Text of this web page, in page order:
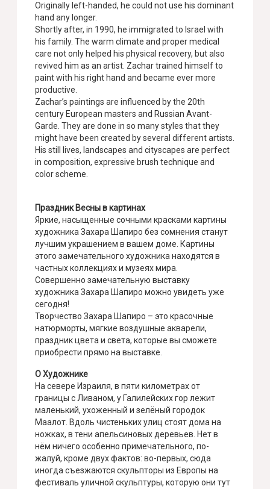
Originally left-handed, he could not use his dominant
hand any longer.
Shortly after, in 1990, he immigrated to Israel with
his family. The warm climate and proper medical
care not only helped his physical recovery, but also
revived him as an artist. Zachar trained himself to
paint with his right hand and became ever more
productive.
Zachar’s paintings are influenced by the 20th
century European masters and Russian Avant-
Garde. They are done in so many styles that they
might have been created by several different artists.
His still lives, landscapes and cityscapes are perfect
in composition, expressive brush technique and
color scheme.
Праздник Весны в картинах
Яркие, насыщенные сочными красками картины
художника Захара Шапиро без сомнения станут
лучшим украшением в вашем доме. Картины
этого замечательного художника находятся в
частных коллекциях и музеях мира.
Совершенно замечательную выставку
художника Захара Шапиро можно увидеть уже
сегодня!
Творчество Захара Шапиро – это красочные
натюрморты, мягкие воздушные акварели,
праздник цвета и света, которые вы сможете
приобрести прямо на выставке.
О Художнике
На севере Израиля, в пяти километрах от
границы с Ливаном, у Галилейских гор лежит
маленький, ухоженный и зелёный городок
Маалот. Вдоль чистеньких улиц стоят дома на
ножках, в тени апельсиновых деревьев. Нет в
нём ничего особенно примечательного, по-
жалуй, кроме двух фактов: во-первых, сюда
иногда съезжаются скульпторы из Европы на
фестиваль уличной скульптуры, которую они тут